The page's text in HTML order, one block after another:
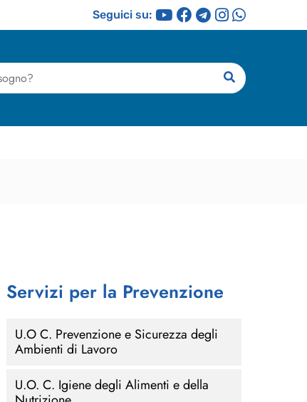
Seguici su:
ricerca
Servizi per la Prevenzione
U.O C. Prevenzione e Sicurezza degli
Ambienti di Lavoro
U.O. C. Igiene degli Alimenti e della